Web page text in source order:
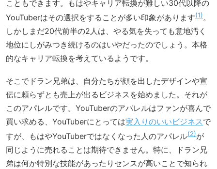
こともできます。もはやキャリア転換が難しい30代以降の
YouTuberはその選択をすることが多い印象があります 1 。
しかしまだ20代前半の2人は、やる気を失っても意地汚く
地位にしがみつき続けるのはいやだったのでしょう。本格
的なキャリア転換を考えているようです。
そこでドラン兄弟は、自分たちが顔を出したデザインや宣
伝に頼らずとも売上が出るビジネスを始めました。それが
このアパレルです。YouTuberのアパレルはファンが喜んで
買い求める、YouTuberにとっては実入りのいいビジネスで
すが、もはやYouTuberではなくなった人のアパレル 2 が
同じように売れることは期待できません。特に、ドラン兄
弟は何か特別な技能があったりセンスが高いことで知られ